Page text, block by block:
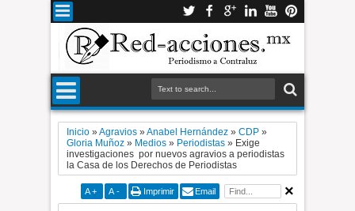
Inicio »Agravios »Anabel Hernández »CDP »
Gloria Muñoz » Medios » Periodistas » Exige
investigaciones por nuevos agravios a periodistas
la Casa de los Derechos de Periodistas
A + A - Imprimir Email